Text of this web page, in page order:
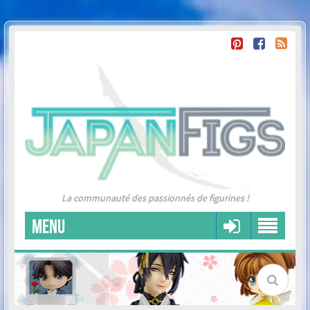
La communauté des passionnés de figurines !
MENU